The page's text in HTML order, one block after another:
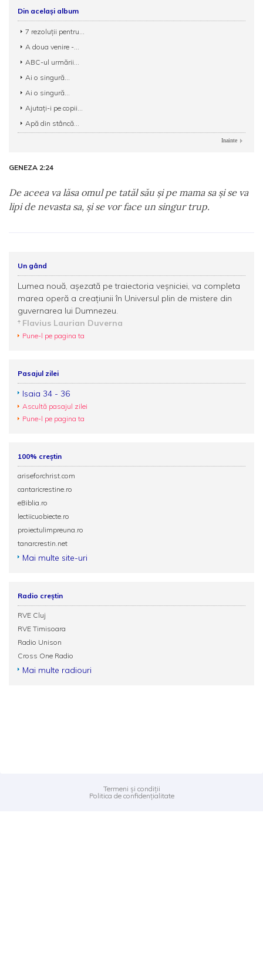
Din același album
7 rezoluții pentru...
A doua venire -...
ABC-ul urmării...
Ai o singură...
Ai o singură...
Ajutați-i pe copii...
Apă din stâncă...
Inainte
GENEZA 2:24
De aceea va lăsa omul pe tatăl său şi pe mama sa şi se va
lipi de nevasta sa, şi se vor face un singur trup.
Un gând
Lumea nouă, aşezată pe traiectoria veşniciei, va completa
marea operă a creaţiunii în Universul plin de mistere din
guvernarea lui Dumnezeu.
Flavius Laurian Duverna
Pune-l pe pagina ta
Pasajul zilei
Isaia 34 - 36
Ascultă pasajul zilei
Pune-l pe pagina ta
100% creștin
ariseforchrist.com
cantaricrestine.ro
eBiblia.ro
lectiicuobiecte.ro
proiectulimpreuna.ro
tanarcrestin.net
Mai multe site-uri
Radio creștin
RVE Cluj
RVE Timisoara
Radio Unison
Cross One Radio
Mai multe radiouri
Termeni și condiții
Politica de confidențialitate